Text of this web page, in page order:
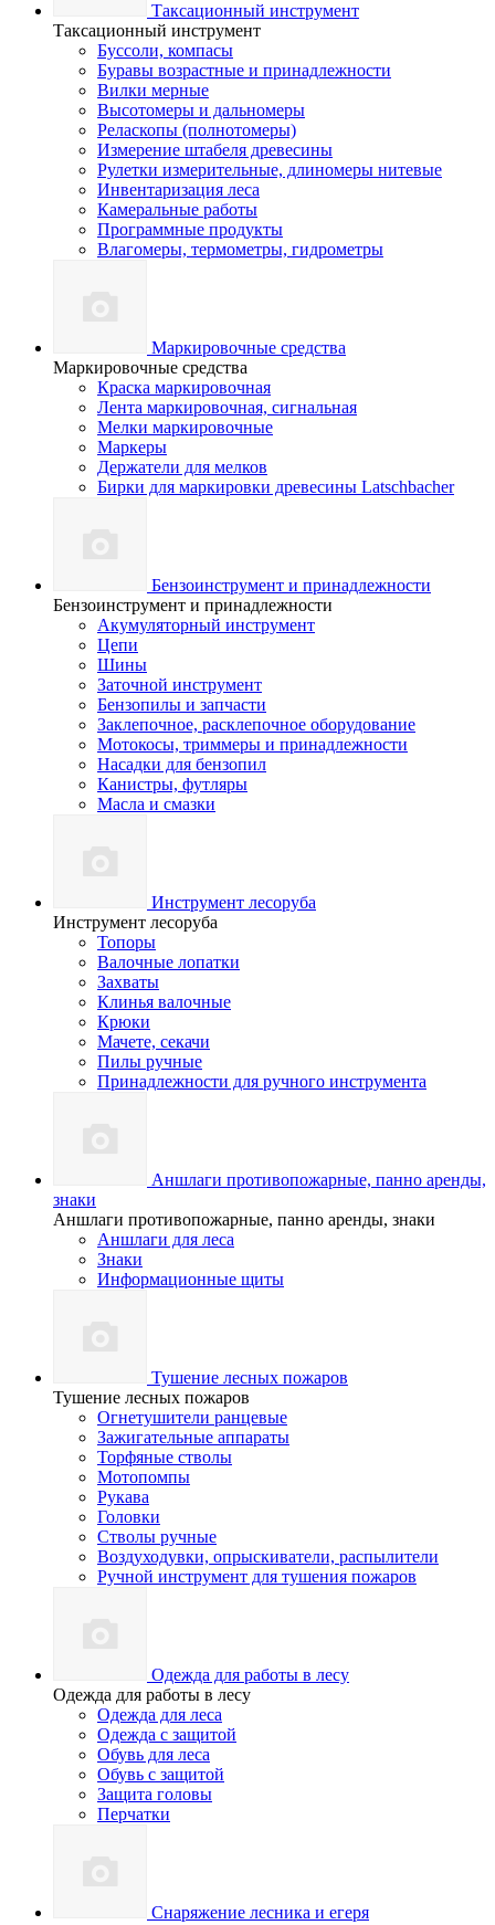
Таксационный инструмент
Таксационный инструмент
Буссоли, компасы
Буравы возрастные и принадлежности
Вилки мерные
Высотомеры и дальномеры
Реласкопы (полнотомеры)
Измерение штабеля древесины
Рулетки измерительные, длиномеры нитевые
Инвентаризация леса
Камеральные работы
Программные продукты
Влагомеры, термометры, гидрометры
Маркировочные средства
Маркировочные средства
Краска маркировочная
Лента маркировочная, сигнальная
Мелки маркировочные
Маркеры
Держатели для мелков
Бирки для маркировки древесины Latschbacher
Бензоинструмент и принадлежности
Бензоинструмент и принадлежности
Акумуляторный инструмент
Цепи
Шины
Заточной инструмент
Бензопилы и запчасти
Заклепочное, расклепочное оборудование
Мотокосы, триммеры и принадлежности
Насадки для бензопил
Канистры, футляры
Масла и смазки
Инструмент лесоруба
Инструмент лесоруба
Топоры
Валочные лопатки
Захваты
Клинья валочные
Крюки
Мачете, секачи
Пилы ручные
Принадлежности для ручного инструмента
Аншлаги противопожарные, панно аренды,
знаки
Аншлаги противопожарные, панно аренды, знаки
Аншлаги для леса
Знаки
Информационные щиты
Тушение лесных пожаров
Тушение лесных пожаров
Огнетушители ранцевые
Зажигательные аппараты
Торфяные стволы
Мотопомпы
Рукава
Головки
Стволы ручные
Воздуходувки, опрыскиватели, распылители
Ручной инструмент для тушения пожаров
Одежда для работы в лесу
Одежда для работы в лесу
Одежда для леса
Одежда с защитой
Обувь для леса
Обувь с защитой
Защита головы
Перчатки
Снаряжение лесника и егеря